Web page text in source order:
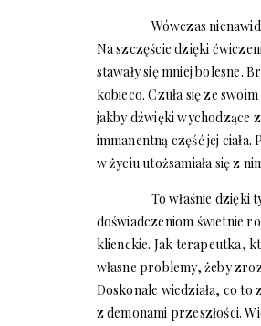
Wówczas
Na szczęście dzięki
stawały się mniej bolesne.
kobieco. Czuła się ze
jakby dźwięki wychodzące
immanentną część jej
w życiu utożsamiała się z
To właśnie dzięki
doświadczeniom świetnie
klienckie. Jak terapeutka,
własne problemy, żeby
Doskonale wiedziała, co to
z demonami przeszłości.